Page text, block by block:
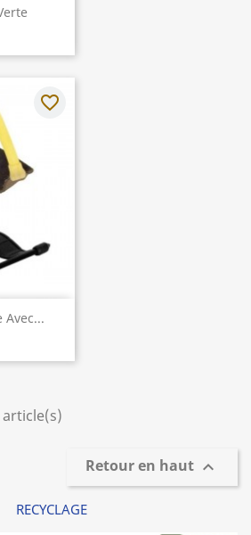
Avec...
favorite_border
Retour en haut 
RECYCLAGE